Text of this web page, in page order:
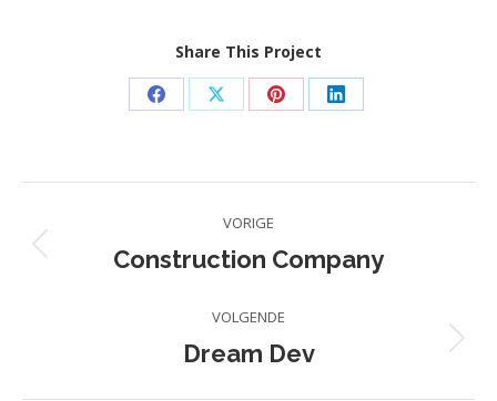
Share This Project
Deel
Facebook
Deel
X
Deel
Pinterest
Deel
LinkedIn
navigation
VORIGE
Previous
Construction Company
VOLGENDE
Next
Dream Dev